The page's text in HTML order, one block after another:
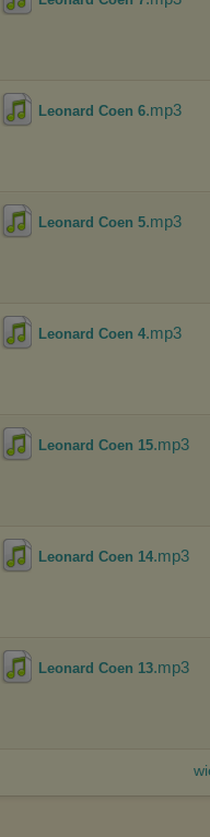
Leonard Coen 6.mp3
Leonard Coen 5.mp3
Leonard Coen 4.mp3
Leonard Coen 15.mp3
Leonard Coen 14.mp3
Leonard Coen 13.mp3